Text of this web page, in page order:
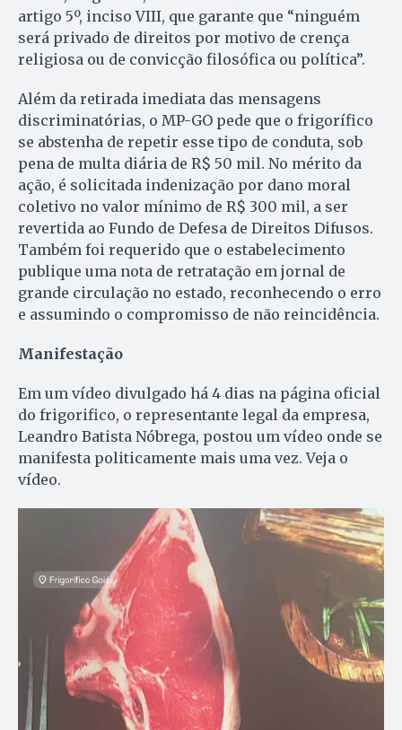
artigo 5º, inciso VIII, que garante que “ninguém
será privado de direitos por motivo de crença
religiosa ou de convicção filosófica ou política”.
Além da retirada imediata das mensagens
discriminatórias, o MP-GO pede que o frigorífico
se abstenha de repetir esse tipo de conduta, sob
pena de multa diária de R$ 50 mil. No mérito da
ação, é solicitada indenização por dano moral
coletivo no valor mínimo de R$ 300 mil, a ser
revertida ao Fundo de Defesa de Direitos Difusos.
Também foi requerido que o estabelecimento
publique uma nota de retratação em jornal de
grande circulação no estado, reconhecendo o erro
e assumindo o compromisso de não reincidência.
Manifestação
Em um vídeo divulgado há 4 dias na página oficial
do frigorifico, o representante legal da empresa,
Leandro Batista Nóbrega, postou um vídeo onde se
manifesta politicamente mais uma vez. Veja o
vídeo.